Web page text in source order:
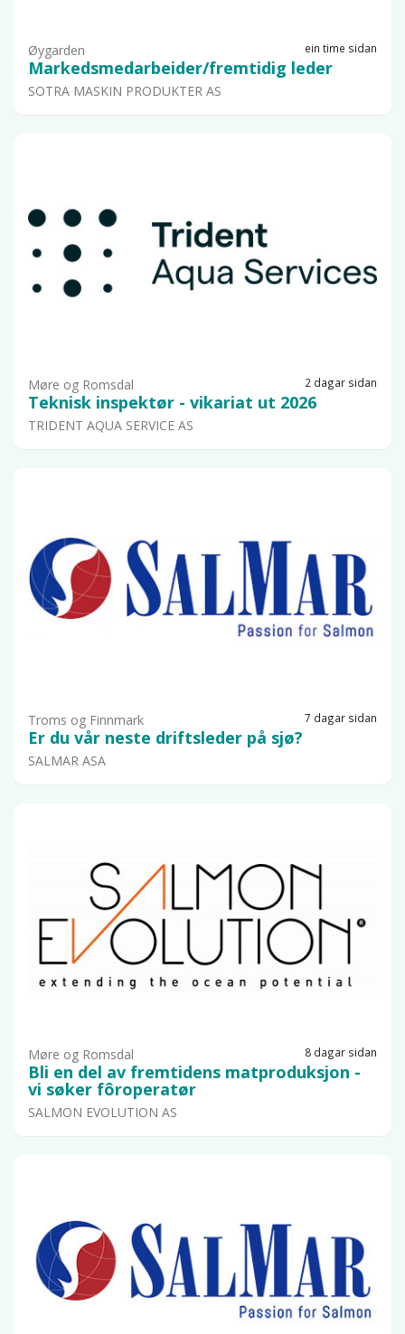
ein time sidan
Øygarden
Markedsmedarbeider/fremtidig leder
SOTRA MASKIN PRODUKTER AS
2 dagar sidan
Møre og Romsdal
Teknisk inspektør - vikariat ut 2026
TRIDENT AQUA SERVICE AS
7 dagar sidan
Troms og Finnmark
Er du vår neste driftsleder på sjø?
SALMAR ASA
8 dagar sidan
Møre og Romsdal
Bli en del av fremtidens matproduksjon -
vi søker fôroperatør
SALMON EVOLUTION AS